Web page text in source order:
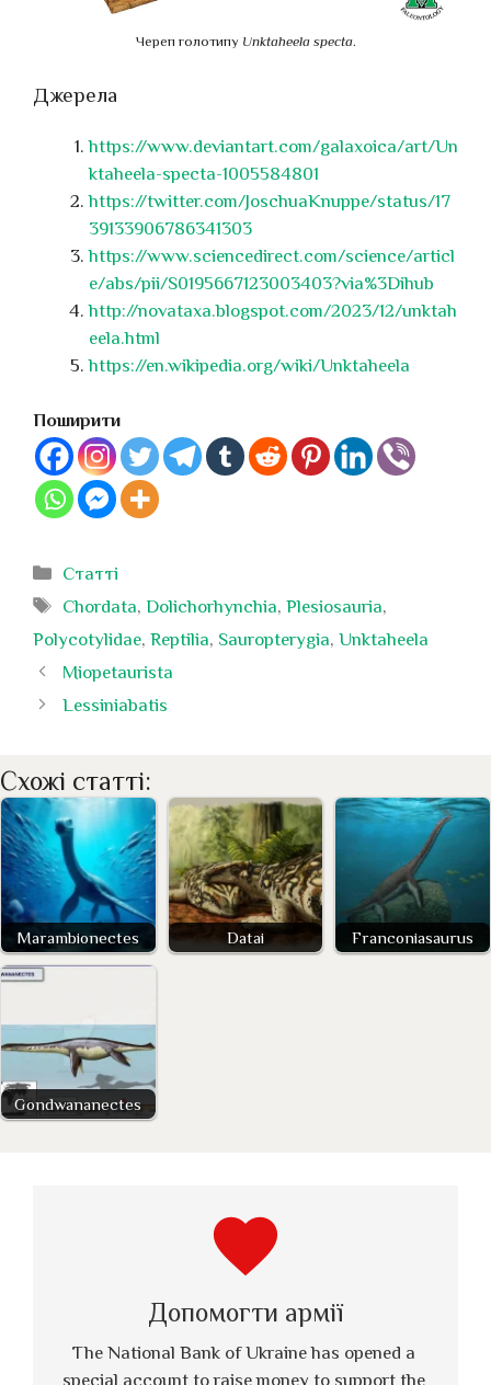
Череп голотипу Unktaheela specta.
Джерела
https://www.deviantart.com/galaxoica/art/Un
ktaheela-specta-1005584801
https://twitter.com/JoschuaKnuppe/status/17
39133906786341303
https://www.sciencedirect.com/science/articl
e/abs/pii/S0195667123003403?via%3Dihub
http://novataxa.blogspot.com/2023/12/unktah
eela.html
https://en.wikipedia.org/wiki/Unktaheela
Поширити
Категорії
Статті
Позначки
Chordata,Dolichorhynchia,Plesiosauria,
Polycotylidae, Reptilia, Sauropterygia, Unktaheela
Miopetaurista
Lessiniabatis
Схожі статті:
Marambionectes Datai Franconiasaurus
Gondwananectes
favorite
Допомогти армії
The National Bank of Ukraine has opened a
special account to raise money to support the